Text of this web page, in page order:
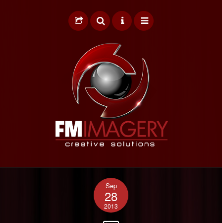
HOME
GRAPHIC DESIGN
WEB DESIGN
Sep
28
2013